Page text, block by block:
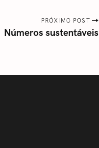
PRÓXIMO POST
Números sustentáveis